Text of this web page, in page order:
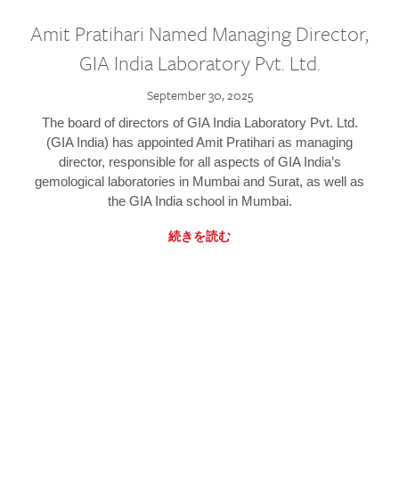
Amit Pratihari Named Managing Director,
GIA India Laboratory Pvt. Ltd.
September 30, 2025
The board of directors of GIA India Laboratory Pvt. Ltd.
(GIA India) has appointed Amit Pratihari as managing
director, responsible for all aspects of GIA India’s
gemological laboratories in Mumbai and Surat, as well as
the GIA India school in Mumbai.
続きを読む